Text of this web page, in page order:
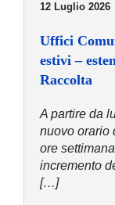
12 Luglio 2026
Uffici
estivi –
Raccolta
A partire da
nuovo orario
ore
incremento
[…]